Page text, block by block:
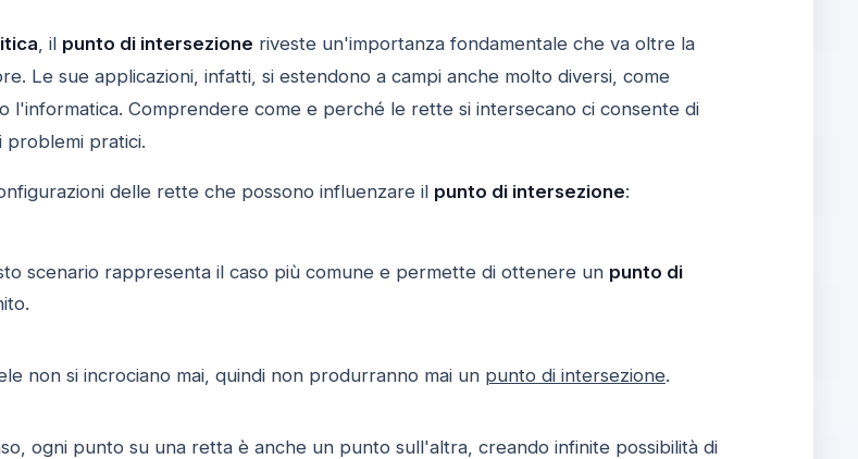
, il punto di intersezione riveste un'importanza fondamentale che va oltre la
Le sue applicazioni, infatti, si estendono a campi anche molto diversi, come
l'informatica. Comprendere come e perché le rette si intersecano ci consente di
problemi pratici.
delle rette che possono influenzare il punto di intersezione:
scenario rappresenta il caso più comune e permette di ottenere un punto di
non si incrociano mai, quindi non produrranno mai un punto di intersezione.
ogni punto su una retta è anche un punto sull'altra, creando infinite possibilità di